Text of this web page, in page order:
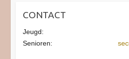
CONTACT
Jeugd:
Senioren: